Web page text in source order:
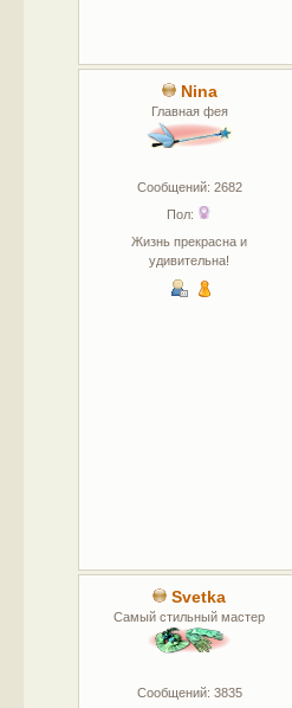
Nina
Главная фея
Сообщений: 2682
Пол:
Жизнь прекрасна и
удивительна!
Svetka
Самый стильный мастер
Сообщений: 3835